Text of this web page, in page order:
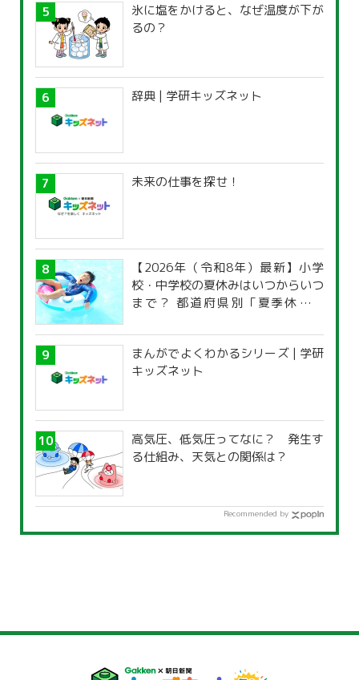
氷に塩をかけると、なぜ温度が下が
るの？
辞典 | 学研キッズネット
未来の仕事を探せ！
【2026年（令和8年）最新】小学
校・中学校の夏休みはいつからいつ
まで？ 都道府県別「夏季休暇一
まんがでよくわかるシリーズ | 学研
キッズネット
高気圧、低気圧ってなに？ 発生す
る仕組み、天気との関係は？
Recommended by